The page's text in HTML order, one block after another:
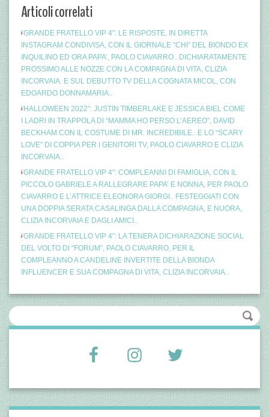
Articoli correlati
“GRANDE FRATELLO VIP 4”: LE RISPOSTE, IN DIRETTA
INSTAGRAM CONDIVISA, CON IL GIORNALE “CHI” DEL BIONDO EX
INQUILINO ED ORA PAPA’, PAOLO CIAVARRO.. DICHIARATAMENTE
PROSSIMO ALLE NOZZE CON LA COMPAGNA DI VITA, CLIZIA
INCORVAIA. E SUL DEBUTTO TV DELLA COGNATA MICOL, CON
EDOARDO DONNAMARIA..
“HALLOWEEN 2022”: JUSTIN TIMBERLAKE E JESSICA BIEL COME
I LADRI IN TRAPPOLA DI “MAMMA HO PERSO L’AEREO”, DAVID
BECKHAM CON IL COSTUME DI MR. INCREDIBILE.. E LO “SCARY
LOVE” DI COPPIA PER I GENITORI TV, PAOLO CIAVARRO E CLIZIA
INCORVAIA..
“GRANDE FRATELLO VIP 4”: COMPLEANNI DI FAMIGLIA, CON IL
PICCOLO GABRIELE A RALLEGRARE PAPA’ E NONNA, PER PAOLO
CIAVARRO E L’ATTRICE ELEONORA GIORGI.. FESTEGGIATI CON
UNA DOPPIA SERATA CASALINGA DALLA COMPAGNA, E NUORA,
CLIZIA INCORVAIA E DAGLI AMICI..
“GRANDE FRATELLO VIP 4”: LA TENERA DICHIARAZIONE SOCIAL
DEL VOLTO DI “FORUM”, PAOLO CIAVARRO, PER IL
COMPLEANNO A CANDELINE INVERTITE DELLA BIONDA
INFLUENCER E SUA COMPAGNA DI VITA, CLIZIA INCORVAIA..